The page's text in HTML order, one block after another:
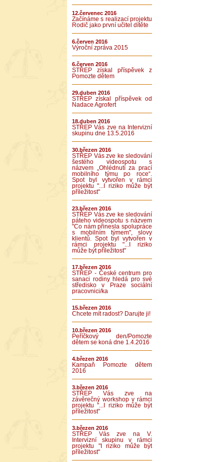
12.červenec 2016
Začínáme s realizací projektu
Rodič jako první učitel dítěte
6.červen 2016
Výroční zpráva 2015
6.červen 2016
STŘEP získal příspěvek z
Pomozte dětem
29.duben 2016
STŘEP získal příspěvek od
Nadace Agrofert
18.duben 2016
STŘEP Vás zve na Intervizní
skupinu dne 13.5.2016
30.březen 2016
STŘEP Vás zve ke sledování
šestého videospotu s
názvem „Ohlédnutí za prací
mobilního týmu po roce“.
Spot byl vytvořen v rámci
projektu "...I riziko může být
příležitost"
23.březen 2016
STŘEP Vás zve ke sledování
páteho videospotu s názvem
"Co nám přinesla spolupráce
s mobilním týmem", slovy
klientů. Spot byl vytvořen v
rámci projektu "...I riziko
může být příležitost"
17.březen 2016
STŘEP - České centrum pro
sanaci rodiny hledá pro své
středisko v Praze sociální
pracovnici/ka
15.březen 2016
Chcete mít radost? Darujte ji!
10.březen 2016
Peříčkový den/Pomozte
dětem se koná dne 1.4.2016
4.březen 2016
Kampaň Pomozte dětem
2016
3.březen 2016
STŘEP Vás zve na
závěrečný workshop v rámci
projektu "...I riziko může být
příležitost"
3.březen 2016
STŘEP Vás zve na V.
Intervizní skupinu v rámci
projektu "I riziko může být
příležitost"